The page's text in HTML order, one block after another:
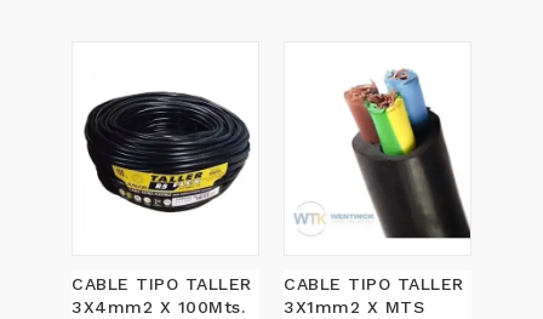
CABLE TIPO TALLER
3X4mm2 X 100Mts.
CABLE TIPO TALLER
3X1mm2 X MTS